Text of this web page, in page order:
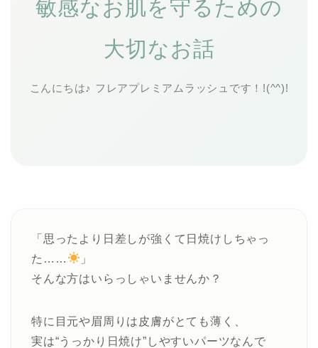
敏感なお肌を守るための
大切なお話
こんにちは♪ フレアプレミアムラッシュです！!(^^)!
「思ったより日差しが強くて日焼けしちゃっ
た……
」
そんな方はいらっしゃいませんか？
特に目元や眉周りは皮膚がとても薄く、
実は“うっかり日焼け”しやすいパーツなんで